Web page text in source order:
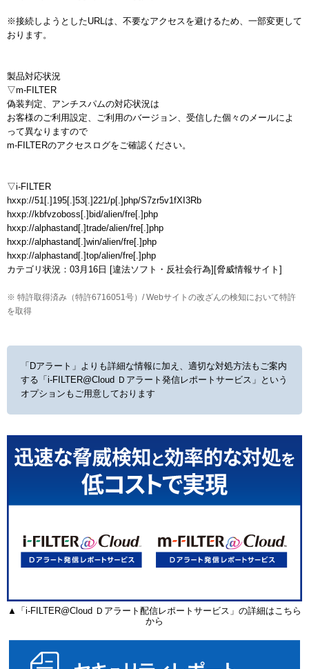
※接続しようとしたURLは、不要なアクセスを避けるため、一部変更して
おります。
製品対応状況
▽m-FILTER
偽装判定、アンチスパムの対応状況は
お客様のご利用設定、ご利用のバージョン、受信した個々のメールによ
って異なりますので
m-FILTERのアクセスログをご確認ください。
▽i-FILTER
hxxp://51[.]195[.]53[.]221/p[.]php/S7zr5v1fXI3Rb
hxxp://kbfvzoboss[.]bid/alien/fre[.]php
hxxp://alphastand[.]trade/alien/fre[.]php
hxxp://alphastand[.]win/alien/fre[.]php
hxxp://alphastand[.]top/alien/fre[.]php
※ 特許取得済み（特許6716051号）/ Webサイトの改ざんの検知において特許
を取得
「Dアラート」よりも詳細な情報に加え、適切な対処方法もご案内
する 「i-FILTER@Cloud Ｄアラート発信レポートサービス」という
オプションもご用意しております
▲「i-FILTER@Cloud Ｄアラート配信レポートサービス」の詳細はこちら
から